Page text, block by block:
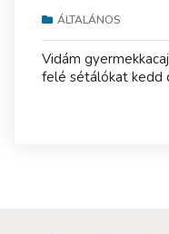
ÁLTALÁNOS
Vidám
felé sétálókat kedd